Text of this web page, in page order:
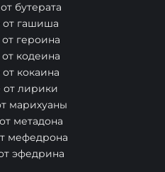
бутерата
гашиша
героина
кодеина
кокаина
лирики
марихуаны
метадона
мефедрона
эфедрина